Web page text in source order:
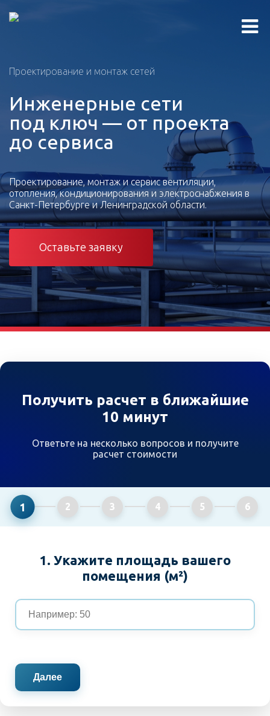
Проектирование и монтаж сетей
Инженерные сети
под ключ — от проекта
до сервиса
Проектирование, монтаж и сервис вентиляции,
отопления, кондиционирования и электроснабжения в
Санкт-Петербурге и Ленинградской области.
Оставьте заявку
Получить расчет в ближайшие
10 минут
Ответьте на несколько вопросов и получите
расчет стоимости
1 2 3 4 5 6
1. Укажите площадь вашего
помещения (м²)
Далее